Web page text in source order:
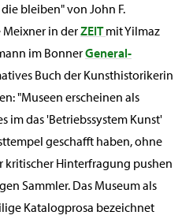
bleiben" von John F.
in derZEITmit Yilmaz
im BonnerGeneral-
Buch der Kunsthistorikerin
"Museen erscheinen als
im das 'Betriebssystem Kunst'
geschafft haben, ohne
Hinterfragung pushen
Sammler. Das Museum als
Katalogprosa bezeichnet